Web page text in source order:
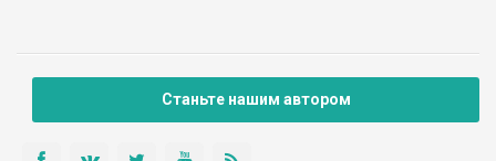
Станьте нашим автором